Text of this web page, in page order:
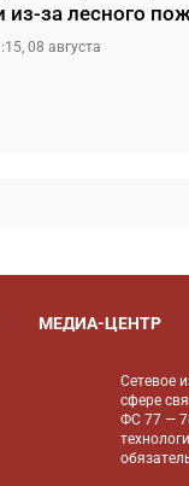
из-за лесного
08 августа
МЕДИА-ЦЕНТР
Сетевое
сфере
ФС 77 —